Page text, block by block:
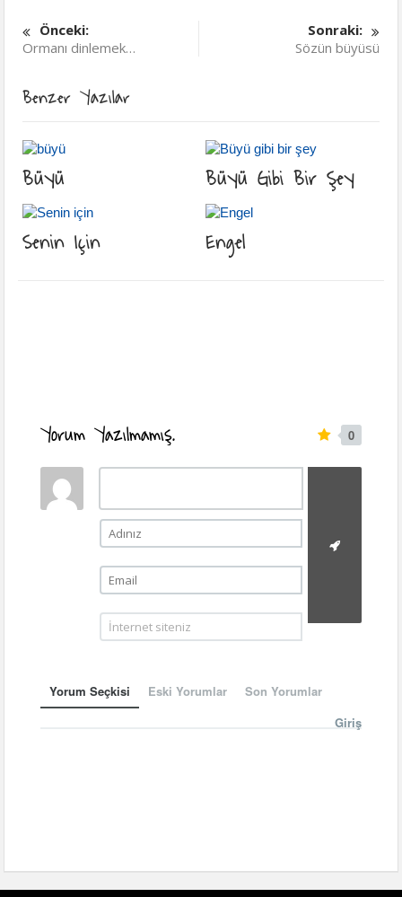
Önceki:
Ormanı dinlemek…
Sonraki:
Sözün büyüsü
Benzer Yazılar
Büyü Büyü Gibi Bir Şey
Senin Için Engel
Yorum Yazılmamış. 0
Yorum Seçkisi Eski Yorumlar
Son Yorumlar
Giriş